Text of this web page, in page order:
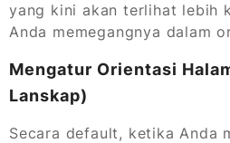
yang kini akan terlihat lebih
Anda memegangnya dalam
Mengatur Orientasi
Lanskap)
Secara default, ketika Anda